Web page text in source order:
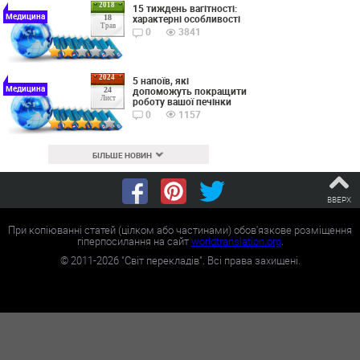
2018
18
Трав
Медицина
15 тиждень вагітності:
характерні особливості
0
3841
2024
24
Лист
Медицина
5 напоїв, які
допоможуть покращити
роботу вашої печінки
0
1157
БІЛЬШЕ НОВИН
ВВЕРХ
При копіюванні статей (цілком або частинами) обов'язкове розміщення
гіперпосилання на сайтworldtranslation.org.
©2011-2026"Світ перекладів". Всі права захищені.